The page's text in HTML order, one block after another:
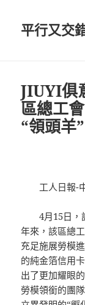
平行又交
JIUYI俱
區總工
“領頭羊”
工人日報-中
4月15日，
年來，該區總
充足施展勞模
的純金箔信用
出了更加耀眼
勞模領銜的團